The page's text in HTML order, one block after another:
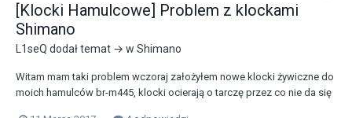
[Klocki Hamulcowe] Problem z klockami
Shimano
L1seQ dodał temat → w Shimano
Witam mam taki problem wczoraj założyłem nowe klocki żywiczne do
moich hamulców br-m445, klocki ocierają o tarczę przez co nie da się